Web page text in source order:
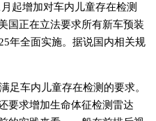
起增加对车内儿童存在检测
国正在立法要求所有新车预装
年全面实施。据说国内相关规
足车内儿童存在检测的要求。
要求增加生命体征检测雷达